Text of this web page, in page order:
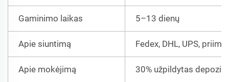
Gaminimo laikas 5–13 dienų
Apie siuntimą Fedex, DHL, UPS,
Apie mokėjimą 30% užpildytas